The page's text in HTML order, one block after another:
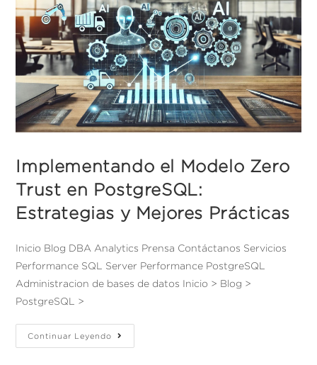
Implementando el Modelo Zero
Trust en PostgreSQL:
Estrategias y Mejores Prácticas
Inicio Blog DBA Analytics Prensa Contáctanos Servicios
Performance SQL Server Performance PostgreSQL
Administracion de bases de datos Inicio > Blog >
PostgreSQL >
Continuar Leyendo